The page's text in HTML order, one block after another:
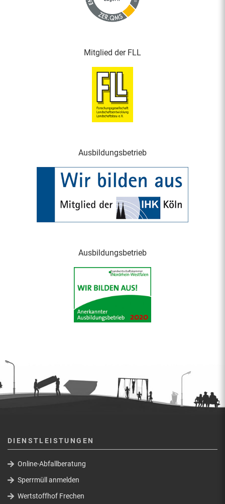
Mitglied der FLL
Ausbildungsbetrieb
Ausbildungsbetrieb
DIENSTLEISTUNGEN
Online-Abfallberatung
Sperrmüll anmelden
Wertstoffhof Frechen